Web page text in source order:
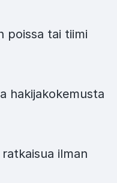
poissa tai tiimi
hakijakokemusta
ilman